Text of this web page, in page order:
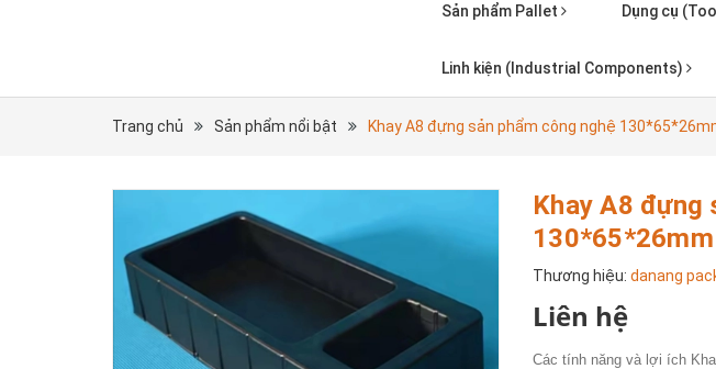
Sản phẩm Pallet Dụng cụ
Linh kiện (Industrial Components)
Trang chủ Sản phẩm nổi bật Khay A8 đựng sản phẩm công nghệ
Khay A8 đựng
130*65*26mm
Thương hiệu:danang
Liên hệ
Các tính năng và lợi ích